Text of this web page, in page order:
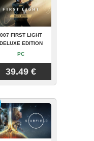
007 FIRST LIGHT
DELUXE EDITION
PC
39.49 €